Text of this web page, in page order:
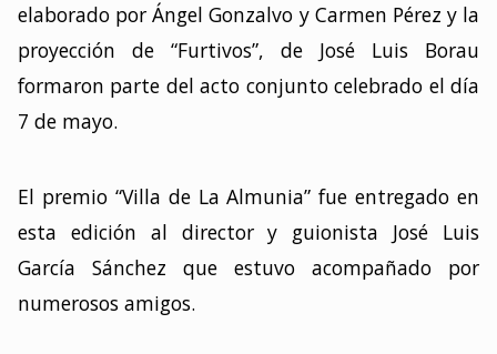
elaborado por Ángel Gonzalvo y Carmen Pérez y la
proyección de “Furtivos”, de José Luis Borau
formaron parte del acto conjunto celebrado el día
7 de mayo.
El premio “Villa de La Almunia” fue entregado en
esta edición al director y guionista José Luis
García Sánchez que estuvo acompañado por
numerosos amigos.